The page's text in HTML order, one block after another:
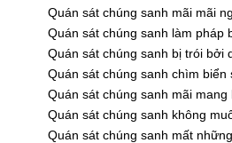
Quán sát chúng sanh mãi mãi
Quán sát chúng sanh làm pháp
Quán sát chúng sanh bị trói bởi
Quán sát chúng sanh chìm biển
Quán sát chúng sanh mãi mang
Quán sát chúng sanh không
Quán sát chúng sanh mất